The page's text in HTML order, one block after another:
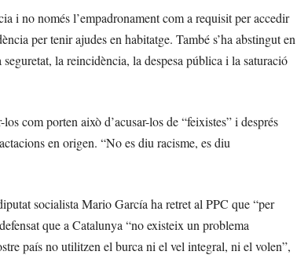
i no només l’empadronament com a requisit per accedir
per tenir ajudes en habitatge. També s’ha abstingut en
la reincidència, la despesa pública i la saturació
com porten això d’acusar-los de “feixistes” i després
en origen. “No es diu racisme, es diu
socialista Mario García ha retret al PPC que “per
que a Catalunya “no existeix un problema
país no utilitzen el burca ni el vel integral, ni el volen”,